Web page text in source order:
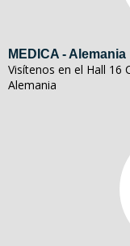
MEDICA - Alemania
Visítenos en el Hall 16
Alemania